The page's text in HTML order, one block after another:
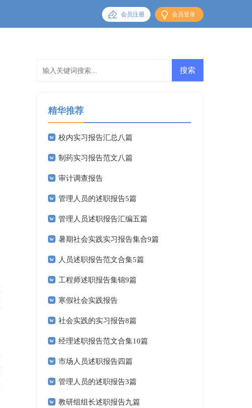
会员登录
会员注册
精华推荐
校内实习报告汇总八篇
制药实习报告范文八篇
审计调查报告
管理人员的述职报告5篇
管理人员述职报告汇编五篇
暑期社会实践实习报告集合9篇
人员述职报告范文合集5篇
工程师述职报告集锦9篇
寒假社会实践报告
社会实践的实习报告8篇
经理述职报告范文合集10篇
市场人员述职报告四篇
管理人员的述职报告3篇
教研组组长述职报告九篇